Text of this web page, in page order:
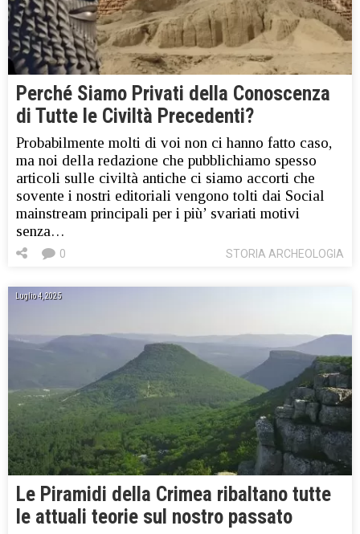
Perché Siamo Privati ​​della Conoscenza
di Tutte le Civiltà Precedenti?
Probabilmente molti di voi non ci hanno fatto caso,
ma noi della redazione che pubblichiamo spesso
articoli sulle civiltà antiche ci siamo accorti che
sovente i nostri editoriali vengono tolti dai Social
mainstream principali per i più’ svariati motivi
senza…
STORIA ARCHEOLOGIA
0
Luglio 4, 2025
Le Piramidi della Crimea ribaltano tutte
le attuali teorie sul nostro passato